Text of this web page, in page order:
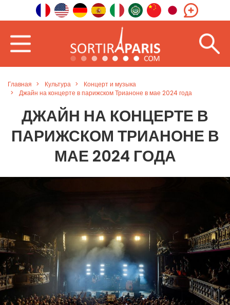
Главная Культура
Концерт и музыка
Джайн на концерте в парижском Трианоне в мае 2024 года
ДЖАЙН НА КОНЦЕРТЕ В
ПАРИЖСКОМ ТРИАНОНЕ В
МАЕ 2024 ГОДА